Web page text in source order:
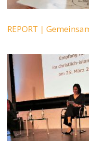
REPORT |